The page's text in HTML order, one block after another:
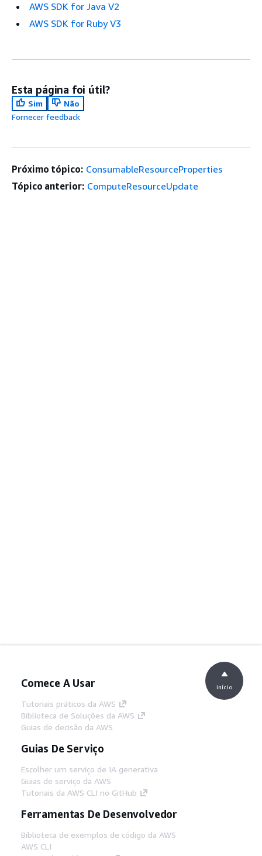
AWS SDK for Java V2
AWS SDK for Ruby V3
Esta página foi útil?
Sim
Não
Fornecer feedback
Próximo tópico: ConsumableResourceProperties
Tópico anterior: ComputeResourceUpdate
Comece A Usar
Tutoriais práticos da AWS
Biblioteca de Soluções da AWS
Guias de decisão da AWS
Guias De Serviço
Escolher um serviço de IA generativa
Guias de serviço da AWS
Tutoriais da AWS CLI no GitHub
Ferramentas De Desenvolvedor
Biblioteca de exemplos de código da AWS
AWS CLI
início